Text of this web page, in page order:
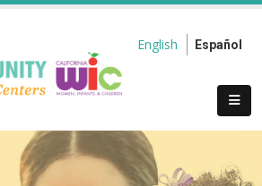
English Español